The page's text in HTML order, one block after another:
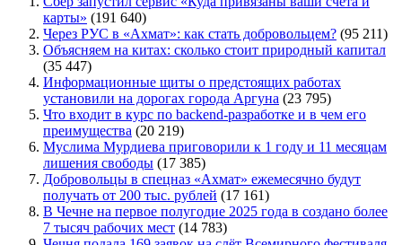
карты» (191 640)
Через РУС в «Ахмат»: как стать добровольцем? (95 211)
Объясняем на китах: сколько стоит природный капитал
(35 447)
Информационные щиты о предстоящих работах
установили на дорогах города Аргуна (23 795)
Что входит в курс по backend-разработке и в чем его
преимущества (20 219)
Муслима Мурдиева приговорили к 1 году и 11 месяцам
лишения свободы (17 385)
Добровольцы в спецназ «Ахмат» ежемесячно будут
получать от 200 тыс. рублей (17 161)
В Чечне на первое полугодие 2025 года в создано более
7 тысяч рабочих мест (14 783)